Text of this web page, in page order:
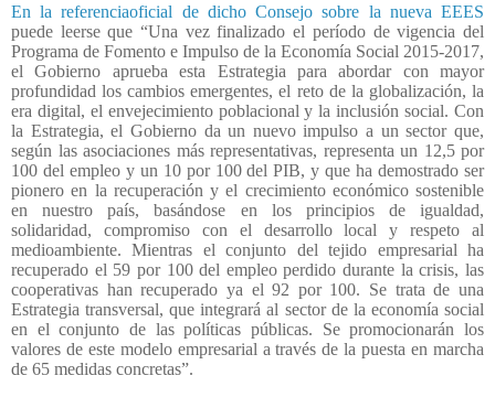
En la referenciaoficial de dicho Consejo sobre la nueva EEES
puede leerse que “Una vez finalizado el período de vigencia del
Programa de Fomento e Impulso de la Economía Social 2015-2017,
el Gobierno aprueba esta Estrategia para abordar con mayor
profundidad los cambios emergentes, el reto de la globalización, la
era digital, el envejecimiento poblacional y la inclusión social. Con
la Estrategia, el Gobierno da un nuevo impulso a un sector que,
según las asociaciones más representativas, representa un 12,5 por
100 del empleo y un 10 por 100 del PIB, y que ha demostrado ser
pionero en la recuperación y el crecimiento económico sostenible
en nuestro país, basándose en los principios de igualdad,
solidaridad, compromiso con el desarrollo local y respeto al
medioambiente. Mientras el conjunto del tejido empresarial ha
recuperado el 59 por 100 del empleo perdido durante la crisis, las
cooperativas han recuperado ya el 92 por 100. Se trata de una
Estrategia transversal, que integrará al sector de la economía social
en el conjunto de las políticas públicas. Se promocionarán los
valores de este modelo empresarial a través de la puesta en marcha
de 65 medidas concretas”.